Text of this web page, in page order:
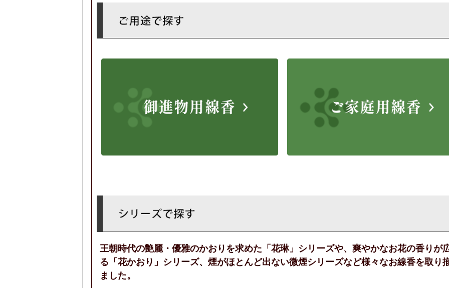
王朝時代の艶麗・優雅のかおりを求めた「花琳」シリーズや、爽やかなお花の香りが
る「花かおり」シリーズ、煙がほとんど出ない微煙シリーズなど様々なお線香を取り
ました。